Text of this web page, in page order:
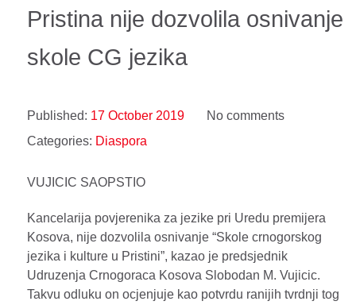
Pristina nije dozvolila osnivanje
skole CG jezika
Published: 17 October 2019
No comments
Categories: Diaspora
VUJICIC SAOPSTIO
Kancelarija povjerenika za jezike pri Uredu premijera
Kosova, nije dozvolila osnivanje “Skole crnogorskog
jezika i kulture u Pristini”, kazao je predsjednik
Udruzenja Crnogoraca Kosova Slobodan M. Vujicic.
Takvu odluku on ocjenjuje kao potvrdu ranijih tvrdnji tog